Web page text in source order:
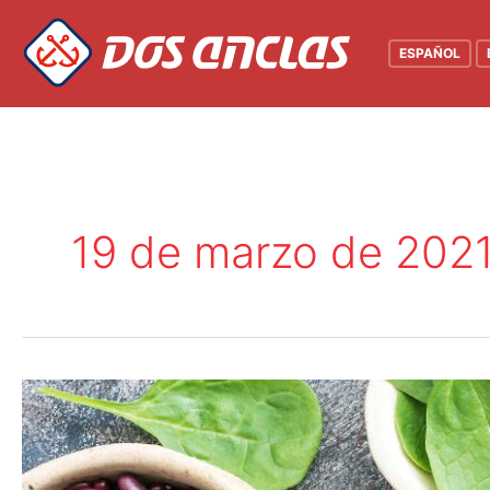
contenido
ESPAÑOL
19 de marzo de 2021
Alimentos
que
aportan
mucho